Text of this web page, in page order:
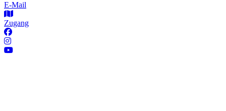
E-Mail
Zugang